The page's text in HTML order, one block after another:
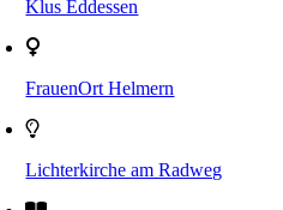
Klus Eddessen
FrauenOrt Helmern
Lichterkirche am Radweg